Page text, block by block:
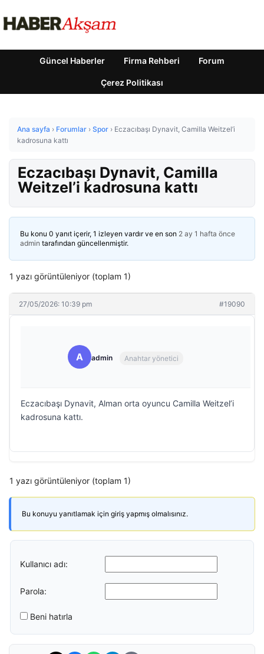
Güncel Haberler Firma Rehberi Forum
Çerez Politikası
Ana sayfa › Forumlar › Spor › Eczacıbaşı Dynavit, Camilla Weitzel’i
kadrosuna kattı
Eczacıbaşı Dynavit, Camilla
Weitzel’i kadrosuna kattı
Bu konu 0 yanıt içerir, 1 izleyen vardır ve en son 2 ay 1 hafta önce
admin tarafından güncellenmiştir.
1 yazı görüntüleniyor (toplam 1)
27/05/2026: 10:39 pm #19090
A admin Anahtar yönetici
Eczacıbaşı Dynavit, Alman orta oyuncu Camilla Weitzel’i
kadrosuna kattı.
1 yazı görüntüleniyor (toplam 1)
Bu konuyu yanıtlamak için giriş yapmış olmalısınız.
Kullanıcı adı:
Parola:
Beni hatırla